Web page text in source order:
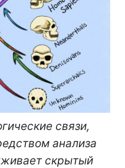
связи,
анализа
скрытый